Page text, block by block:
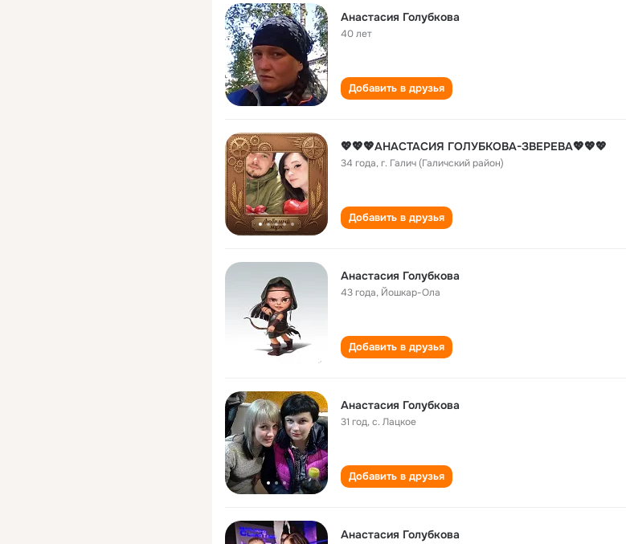
Анастасия Голубкова
40 лет
Добавить в друзья
💖💖💖АНАСТАСИЯ ГОЛУБКОВА-ЗВЕРЕВА💖💖💖
34 года,г. Галич (Галичский район)
Добавить в друзья
Анастасия Голубкова
43 года, Йошкар-Ола
Добавить в друзья
Анастасия Голубкова
31 год,с. Лацкое
Добавить в друзья
Анастасия Голубкова